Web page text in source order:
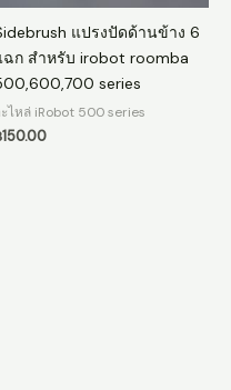
แปรงปัดด้านข้าง 6
ฉก สำหรับ irobot roomba
series
ไหล่ iRobot 500 series
150.00